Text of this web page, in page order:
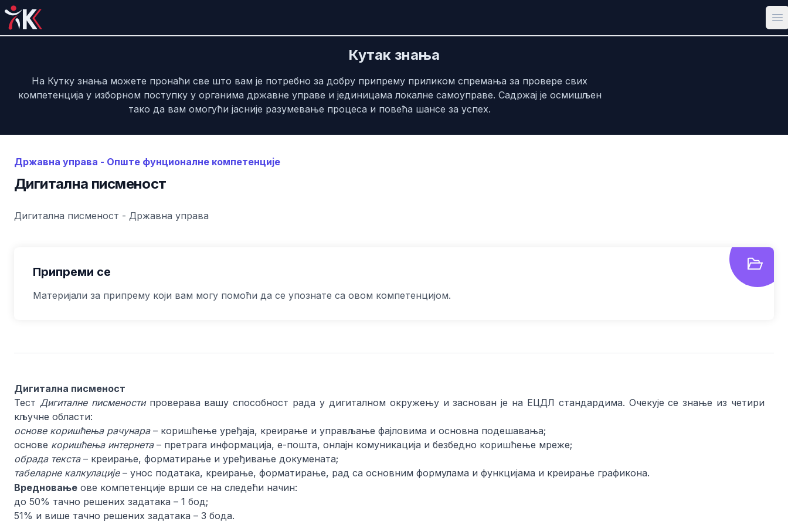
Кутак знања
На Кутку знања можете пронаћи све што вам је потребно за добру припрему приликом спремања за провере свих
компетенција у изборном поступку у органима државне управе и јединицама локалне самоуправе. Садржај је осмишљен
тако да вам омогући јасније разумевање процеса и повећа шансе за успех.
Државна управа - Опште фунционалне компетенције
Дигитална писменост
Дигитална писменост - Државна управа
Припреми се
Материјали за припрему који вам могу помоћи да се упознате са овом компетенцијом.
Дигитална писменост
Тест Дигиталне писменостипроверава вашу способност рада у дигиталном окружењу и заснован је на ЕЦДЛ стандардима. Очекује се знање из четири
кључне области:
основе коришћења рачунара– коришћење уређаја, креирање и управљање фајловима и основна подешавања;
основе коришћења интернета– претрага информација, е-пошта, онлајн комуникација и безбедно коришћење мреже;
обрада текста– креирање, форматирање и уређивање докумената;
табеларне калкулације– унос података, креирање, форматирање, рад са основним формулама и функцијама и креирање графикона.
Вредновање ове компетенције врши се на следећи начин:
до 50% тачно решених задатака – 1 бод;
51% и више тачно решених задатака – 3 бода.